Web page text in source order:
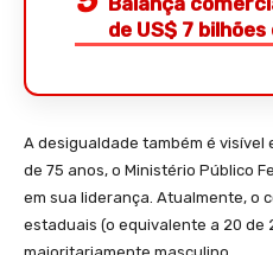
de US$ 7 bilhões
A desigualdade também é visível
de 75 anos, o Ministério Público
em sua liderança. Atualmente, o
estaduais (o equivalente a 20 de